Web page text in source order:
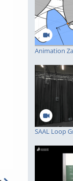
Animation
SAAL Loop